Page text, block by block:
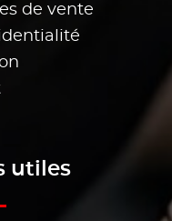
de vente
utiles